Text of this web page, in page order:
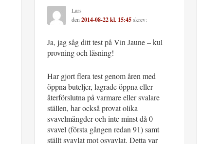
Lars
den 2014-08-22 kl. 15:45skrev:
Ja, jag såg ditt test på Vin Jaune – kul
provning och läsning!
Har gjort flera test genom åren med
öppna buteljer, lagrade öppna eller
återförslutna på varmare eller svalare
ställen, har också provat olika
svavelmängder och inte minst då 0
svavel (första gången redan 91) samt
ställt svavlat mot osvavlat. Detta var